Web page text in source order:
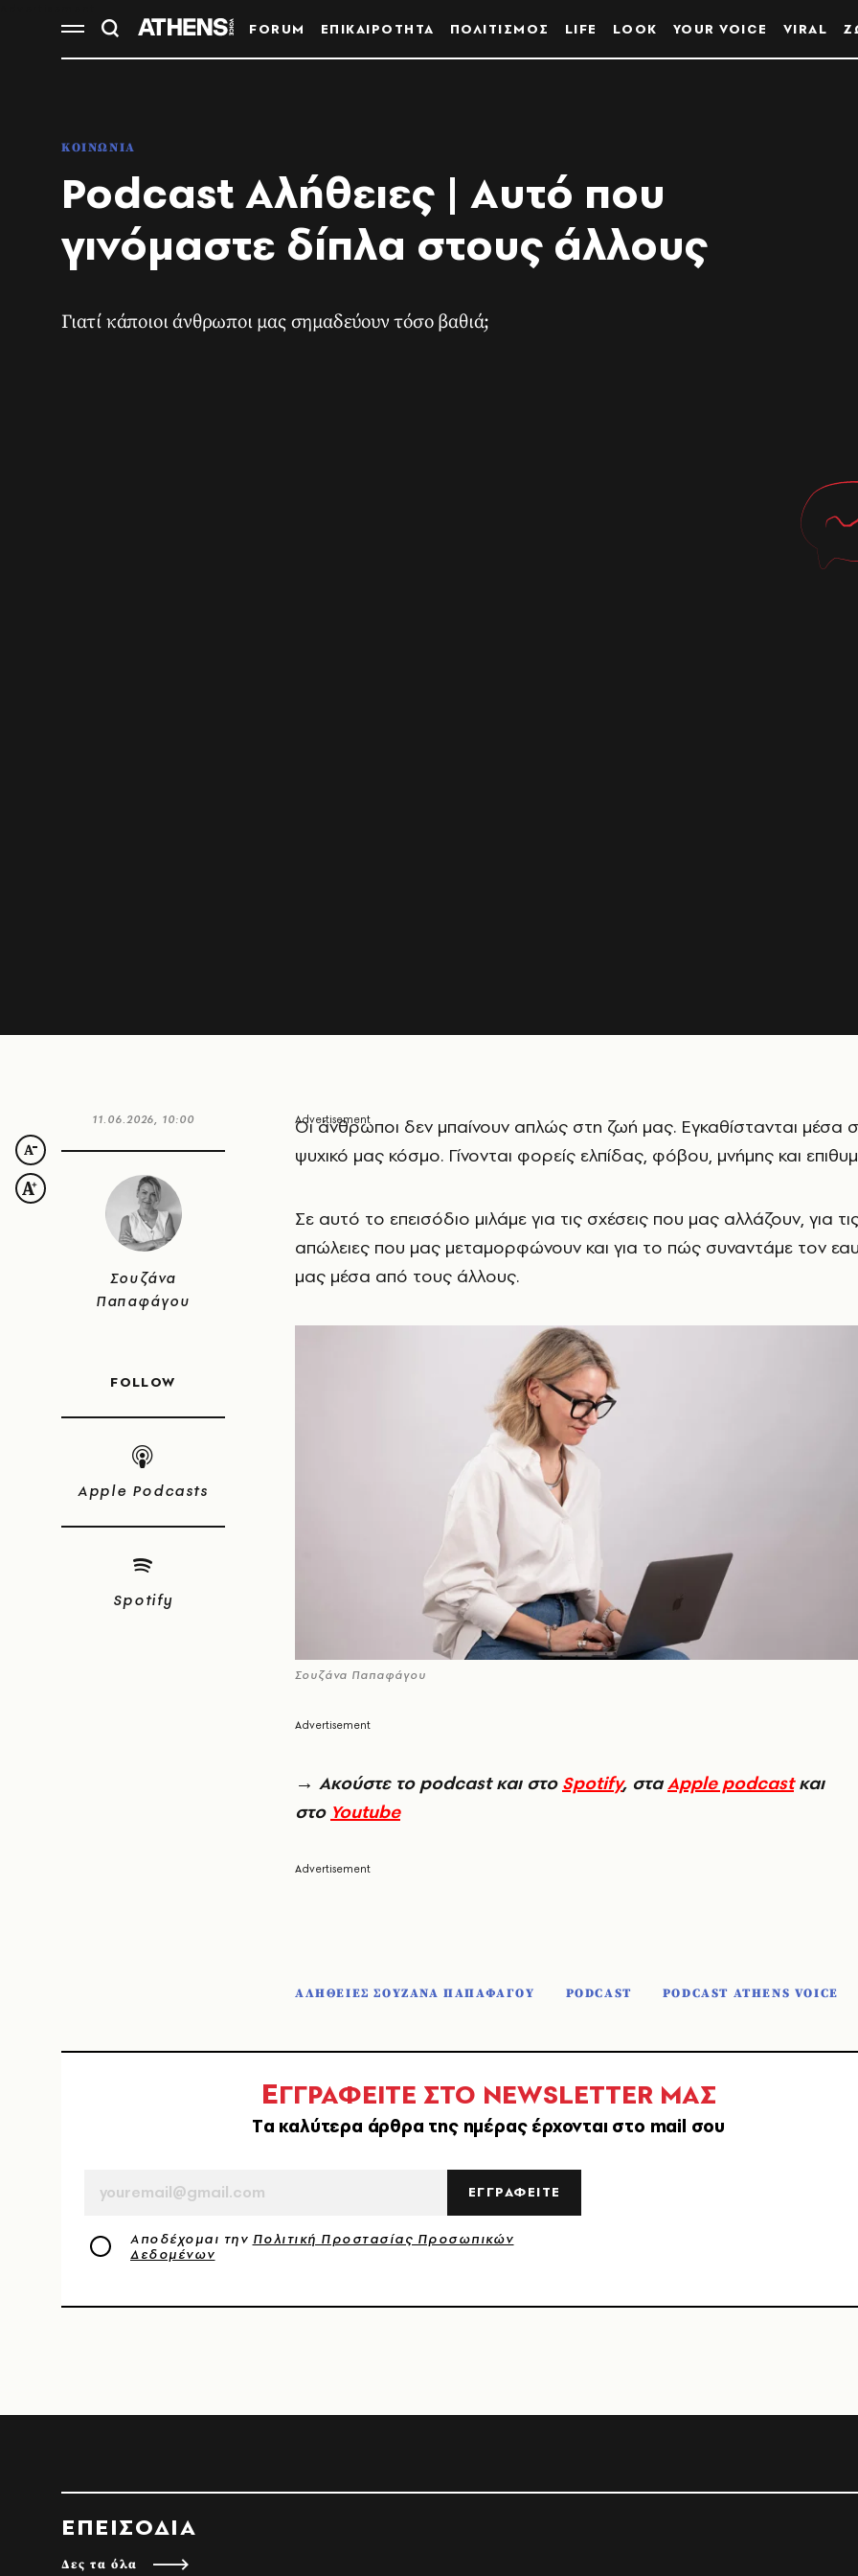
FORUM ΕΠΙΚΑΙΡΟΤΗΤΑ ΠΟΛΙΤΙΣΜΟΣ LIFE LOOK YOUR VOICE VIRAL
ΚΟΙΝΩΝΙΑ
Podcast Αλήθειες | Αυτό που
γινόμαστε δίπλα στους άλλους
Γιατί κάποιοι άνθρωποι μας σημαδεύουν τόσο βαθιά;
11.06.2026, 10:00
Σουζάνα
Παπαφάγου
FOLLOW
Apple Podcasts
Spotify
Οι άνθρωποι δεν μπαίνουν απλώς στη ζωή μας. Εγκαθίστανται μέσα
ψυχικό μας κόσμο. Γίνονται φορείς ελπίδας, φόβου, μνήμης και
Σε αυτό το επεισόδιο μιλάμε για τις σχέσεις που μας αλλάζουν, για
απώλειες που μας μεταμορφώνουν και για το πώς συναντάμε τον
μας μέσα από τους άλλους.
Σουζάνα Παπαφάγου
→ Ακούστε το podcast και στο Spotify, σταApple podcastκαι
στο Youtube
ΑΛΗΘΕΙΕΣ ΣΟΥΖΑΝΑ ΠΑΠΑΦΑΓΟΥ PODCAST PODCAST ATHENS VOICE
ΕΓΓΡΑΦΕΙΤΕ ΣΤΟ NEWSLETTER ΜΑΣ
Tα καλύτερα άρθρα της ημέρας έρχονται στο mail σου
ΕΓΓΡΑΦΕΙΤΕ
Αποδέχομαι την Πολιτική Προστασίας Προσωπικών
Δεδομένων
ΕΠΕΙΣΟΔΙΑ
Δες τα όλα